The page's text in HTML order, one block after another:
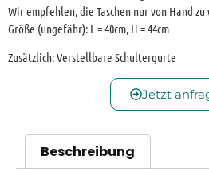
Wir empfehlen, die Taschen nur von Hand
Größe (ungefähr): L = 40cm, H = 44cm
Zusätzlich: Verstellbare Schultergurte
Jetzt
Beschreibung